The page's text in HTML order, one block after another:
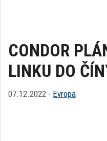
CONDOR
LINKU DO
07.12.2022 - Evropa